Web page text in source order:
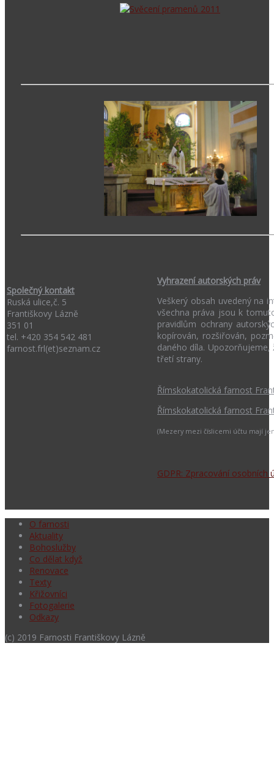
Společný kontakt
Ruská ulice,č. 5
Františkovy Lázně
351 01
tel. +420 354 542 481
farnost.frl(et)seznam.cz
Vyhrazení autorských práv
Veškerý obsah uvedený na
všechna práva jsou k
pravidlům ochrany
kopírován, rozšiřován,
daného díla.
třetí strany.
Římskokatolická farnost
Římskokatolická farnost
(Mezery mezi číslicemi účtu mají
GDPR: Zpracování osobních
O farnosti
Aktuality
Bohoslužby
Co dělat když
Renovace
Texty
Křižovníci
Fotogalerie
Odkazy
(c) 2019 Farnosti Františkovy Lázně